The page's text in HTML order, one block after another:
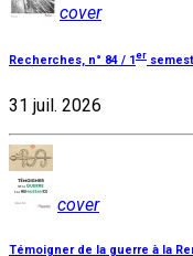
cover
Recherches, n° 84 / 1 er
31 juil. 2026
cover
Témoigner de la guerre à la